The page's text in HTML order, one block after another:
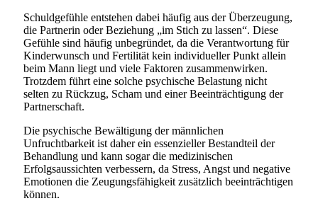
Schuldgefühle entstehen dabei häufig aus der Überzeugung,
die Partnerin oder Beziehung „im Stich zu lassen“. Diese
Gefühle sind häufig unbegründet, da die Verantwortung für
Kinderwunsch und Fertilität kein individueller Punkt allein
beim Mann liegt und viele Faktoren zusammenwirken.
Trotzdem führt eine solche psychische Belastung nicht
selten zu Rückzug, Scham und einer Beeinträchtigung der
Partnerschaft.
Die psychische Bewältigung der männlichen
Unfruchtbarkeit ist daher ein essenzieller Bestandteil der
Behandlung und kann sogar die medizinischen
Erfolgsaussichten verbessern, da Stress, Angst und negative
Emotionen die Zeugungsfähigkeit zusätzlich beeinträchtigen
können.